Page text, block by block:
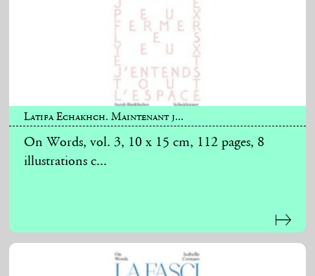
Latifa Echakhch. Maintenant j...
On Words, vol. 3, 10 x 15 cm, 112 pages, 8
illustrations c...